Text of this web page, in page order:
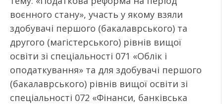
воєнного стану», участь у якому взяли
здобувачі першого (бакалаврського) та
другого (магістерського) рівнів вищої
освіти зі спеціальності 071 «Облік і
оподаткування» та для здобувачі першого
(бакалаврського) рівнів вищої освіти зі
спеціальності 072 «Фінанси, банківська